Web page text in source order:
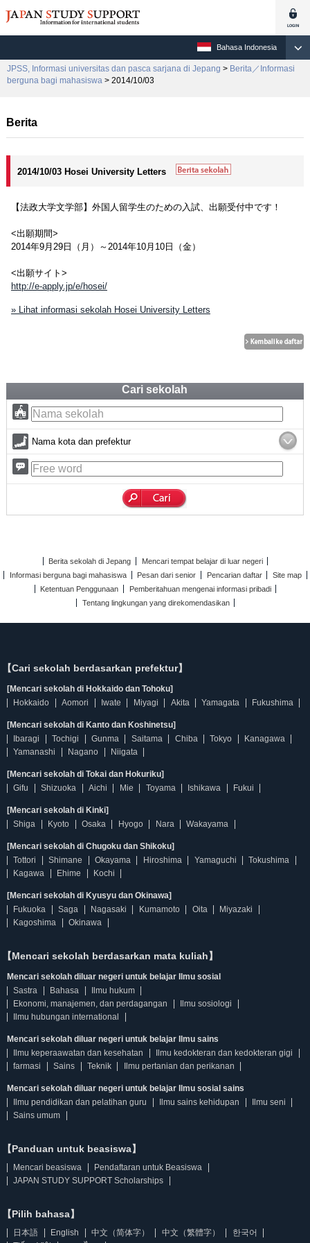
Bahasa Indonesia
JPSS, Informasi universitas dan pasca sarjana di Jepang > Berita／Informasi
berguna bagi mahasiswa > 2014/10/03
Berita
2014/10/03 Hosei University Letters
【法政大学文学部】外国人留学生のための入試、出願受付中です！
<出願期間>
2014年9月29日（月）～2014年10月10日（金）
<出願サイト>
http://e-apply.jp/e/hosei/
» Lihat informasi sekolah Hosei University Letters
Cari sekolah
Nama kota dan prefektur
Berita sekolah di Jepang
Mencari tempat belajar di luar negeri
Informasi berguna bagi mahasiswa
Pesan dari senior Pencarian daftar
Site map
Ketentuan Penggunaan
Pemberitahuan mengenai informasi pribadi
Tentang lingkungan yang direkomendasikan
【Cari sekolah berdasarkan prefektur】
[Mencari sekolah di Hokkaido dan Tohoku]
Hokkaido
Aomori Iwate Miyagi Akita Yamagata Fukushima
[Mencari sekolah di Kanto dan Koshinetsu]
Ibaragi
Tochigi Gunma Saitama Chiba Tokyo
Kanagawa
Yamanashi
Nagano Niigata
[Mencari sekolah di Tokai dan Hokuriku]
Gifu
Shizuoka Aichi Mie Toyama Ishikawa Fukui
[Mencari sekolah di Kinki]
Shiga
Kyoto Osaka Hyogo Nara Wakayama
[Mencari sekolah di Chugoku dan Shikoku]
Tottori
Shimane Okayama Hiroshima Yamaguchi
Tokushima
Kagawa
Ehime Kochi
[Mencari sekolah di Kyusyu dan Okinawa]
Fukuoka
Saga Nagasaki Kumamoto Oita
Miyazaki
Kagoshima
Okinawa
【Mencari sekolah berdasarkan mata kuliah】
Mencari sekolah diluar negeri untuk belajar Ilmu sosial
Sastra
Bahasa
Ilmu hukum
Ekonomi, manajemen, dan perdagangan
Ilmu sosiologi
Ilmu hubungan international
Mencari sekolah diluar negeri untuk belajar Ilmu sains
Ilmu keperaawatan dan kesehatan
Ilmu kedokteran dan kedokteran gigi
farmasi
Sains Teknik Ilmu pertanian dan perikanan
Mencari sekolah diluar negeri untuk belajar Ilmu sosial sains
Ilmu pendidikan dan pelatihan guru
Ilmu sains kehidupan
Ilmu seni
Sains umum
【Panduan untuk beasiswa】
Mencari beasiswa
Pendaftaran untuk Beasiswa
JAPAN STUDY SUPPORT Scholarships
【Pilih bahasa】
日本語 English 中文（简体字） 中文（繁體字）
한국어